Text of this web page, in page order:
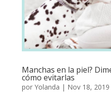
Manchas en la piel?
cómo evitarlas
por Yolanda | Nov 18, 2019